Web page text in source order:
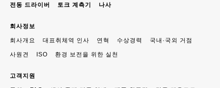
전동 드라이버 토크 계측기 나사
회사정보
회사개요 대표취체역 인사 연혁 수상경력 국내·국외 거점
사원견 ISO 환경 보전을 위한 실천
고객지원